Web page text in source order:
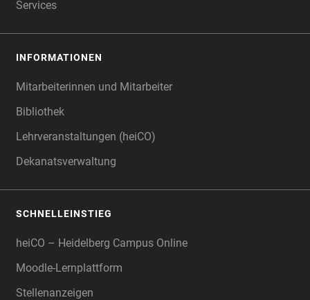
Services
INFORMATIONEN
Mitarbeiterinnen und Mitarbeiter
Bibliothek
Lehrveranstaltungen (heiCO)
Dekanatsverwaltung
SCHNELLEINSTIEG
heiCO – Heidelberg Campus Online
Moodle-Lernplattform
Stellenanzeigen